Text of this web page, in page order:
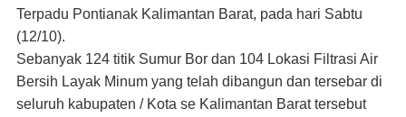
Terpadu Pontianak Kalimantan Barat, pada hari Sabtu
(12/10).
Sebanyak 124 titik Sumur Bor dan 104 Lokasi Filtrasi Air
Bersih Layak Minum yang telah dibangun dan tersebar di
seluruh kabupaten / Kota se Kalimantan Barat tersebut